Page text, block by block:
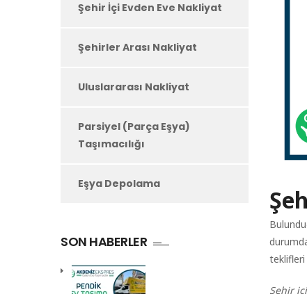
teklifleri
Şehir içi
Şehir İçi Evden Eve Nakliyat
Şehirler Arası Nakliyat
Uluslararası Nakliyat
Parsiyel (Parça Eşya)
Taşımacılığı
Eşya Depolama
SON HABERLER